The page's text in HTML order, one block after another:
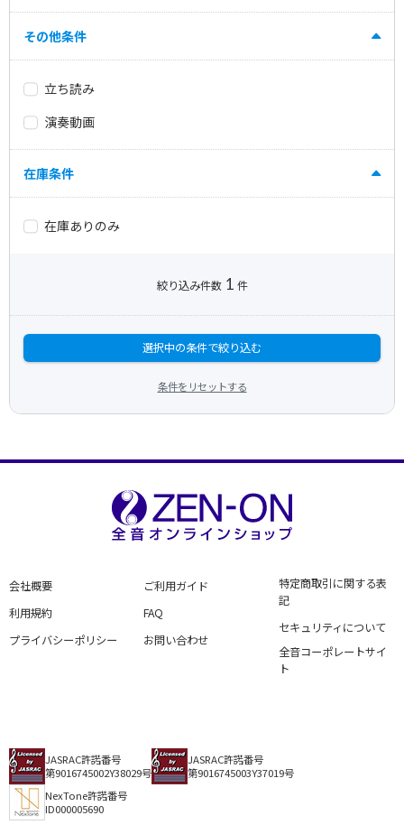
その他条件
立ち読み
演奏動画
在庫条件
在庫ありのみ
絞り込み件数 1 件
選択中の条件で絞り込む
条件をリセットする
会社概要
利用規約
プライバシーポリシー
ご利用ガイド
FAQ
お問い合わせ
特定商取引に関する表
記
セキュリティについて
全音コーポレートサイ
ト
JASRAC許諾番号
第9016745002Y38029号
JASRAC許諾番号
第9016745003Y37019号
NexTone許諾番号
ID000005690